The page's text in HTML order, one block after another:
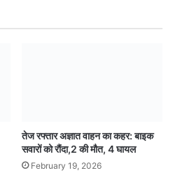
तेज रफ्तार अज्ञात वाहन का कहर: बाइक
सवारों को रौंदा,2 की मौत, 4 घायल
February 19, 2026